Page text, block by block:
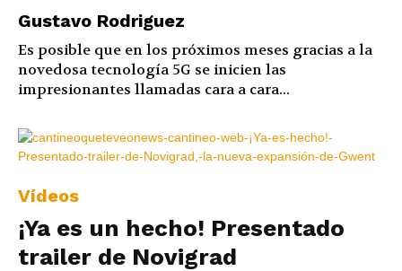
Gustavo Rodriguez
Es posible que en los próximos meses gracias a la
novedosa tecnología 5G se inicien las
impresionantes llamadas cara a cara...
Vídeos
¡Ya es un hecho! Presentado
trailer de Novigrad